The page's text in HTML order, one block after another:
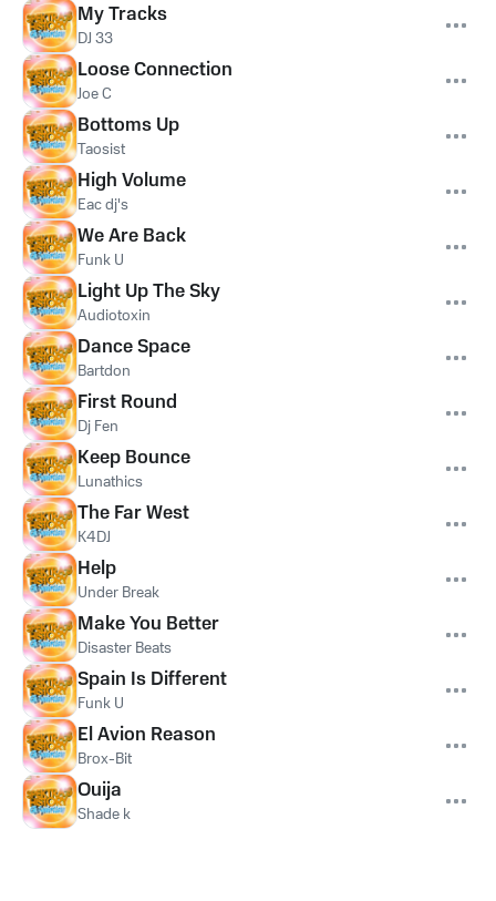
My Tracks
DJ 33
Loose Connection
Joe C
Bottoms Up
Taosist
High Volume
Eac dj's
We Are Back
Funk U
Light Up The Sky
Audiotoxin
Dance Space
Bartdon
First Round
Dj Fen
Keep Bounce
Lunathics
The Far West
K4DJ
Help
Under Break
Make You Better
Disaster Beats
Spain Is Different
Funk U
El Avion Reason
Brox-Bit
Ouija
Shade k